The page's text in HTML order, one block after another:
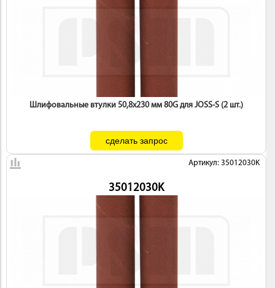
Шлифовальные втулки 50,8х230 мм 80G для JOSS-S (2 шт.)
Артикул: 35012030K
35012030K